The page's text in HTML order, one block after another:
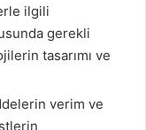
ilgili
gerekli
tasarımı ve
verim ve